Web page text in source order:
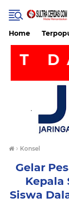
Home
.
› Konsel
Gelar
Kepala
Siswa